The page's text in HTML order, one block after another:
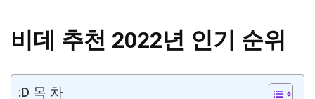
비데 추천 2022년 인기 순위
:D 목 차